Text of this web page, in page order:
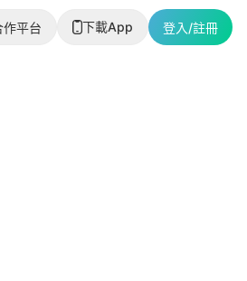
平台 下載App 登入/註冊